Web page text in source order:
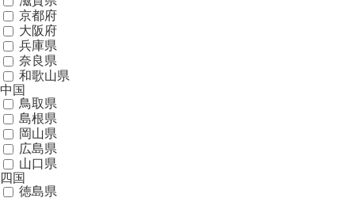
京都府
大阪府
兵庫県
奈良県
和歌山県
中国
鳥取県
島根県
岡山県
広島県
山口県
四国
徳島県